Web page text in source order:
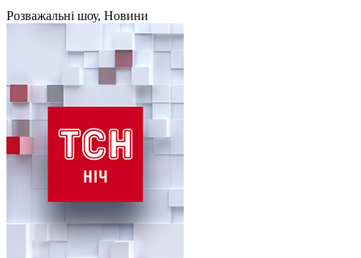
Розважальні шоу, Новини